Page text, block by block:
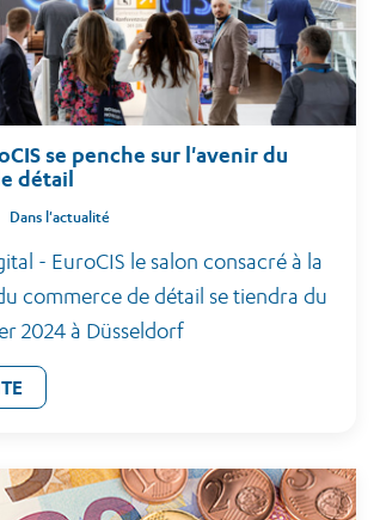
se penche sur l'avenir du
détail
Dans l'actualité
- EuroCIS le salon consacré à la
commerce de détail se tiendra du
2024 à Düsseldorf